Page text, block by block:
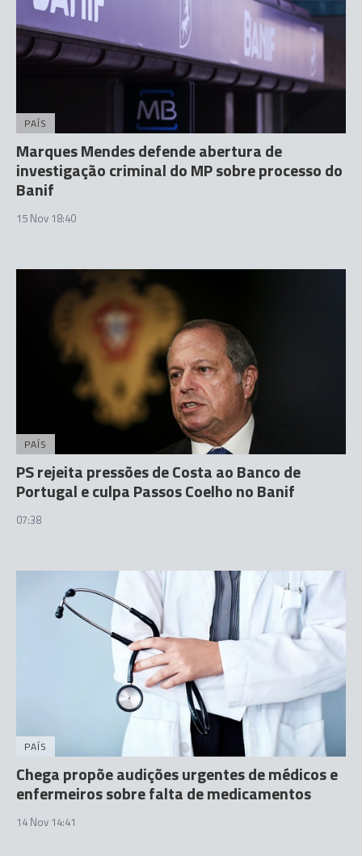
PAÍS
Marques Mendes defende abertura de
investigação criminal do MP sobre processo do
Banif
15 Nov 18:40
PAÍS
PS rejeita pressões de Costa ao Banco de
Portugal e culpa Passos Coelho no Banif
07:38
PAÍS
Chega propõe audições urgentes de médicos e
enfermeiros sobre falta de medicamentos
14 Nov 14:41